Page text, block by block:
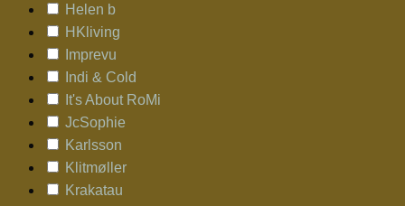
Helen b
HKliving
Imprevu
Indi & Cold
It's About RoMi
JcSophie
Karlsson
Klitmøller
Krakatau